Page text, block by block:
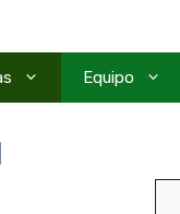
Equipo